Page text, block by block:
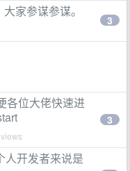
家参谋参谋。
3
各位大佬快速进
3
人开发者来说是